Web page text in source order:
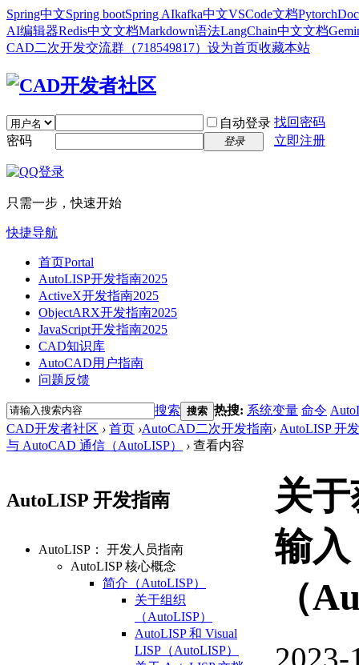
Spring中文Spring bootSpring AIkafka中文VSCode文档Pytorch
AI编辑器Redis中文文档Markdown语法LangChain中文文档
CAD二次开发交流群（718549817） 设为首页收藏本站
自动登录 找回密码
密码
登录 立即注册
只需一步，快速开始
快捷导航
首页Portal
AutoLISP开发指南2025
ActiveX开发指南2025
ObjectARX开发指南2025
JavaScript开发指南2025
CAD知识库
AutoCAD用户指南
问题反馈
搜索 搜索 热搜: 系统变量 命令
CAD开发者社区 › 首页 ›AutoCAD二次开发指南› AutoLISP 开
与 AutoCAD 通信（AutoLISP）
› 查看内容
AutoLISP 开发指南
AutoLISP： 开发人员指南
AutoLISP 核心概念
简介（AutoLISP）
关于组织
（AutoLISP）
AutoLISP 和 Visual
LISP（AutoLISP）
关
输入
（
2023-